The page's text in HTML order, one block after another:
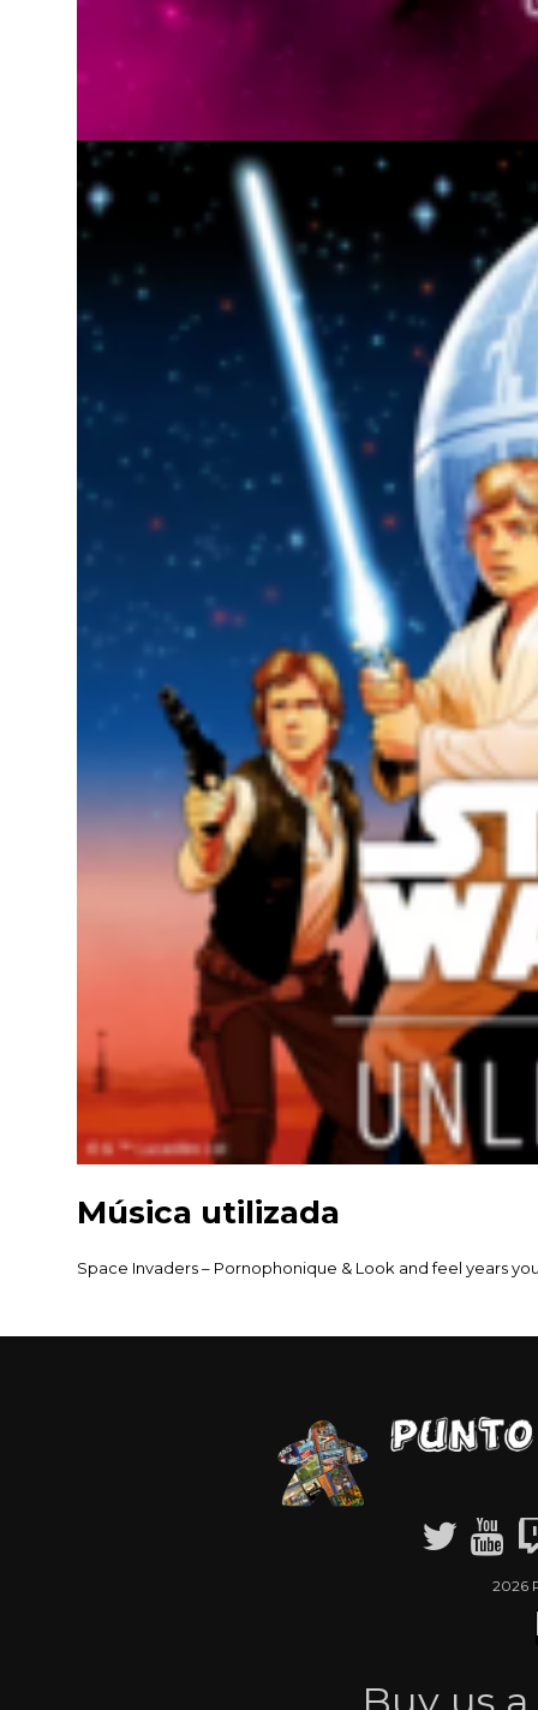
Música utilizada
Space Invaders – Pornophonique & Look and feel years
2026